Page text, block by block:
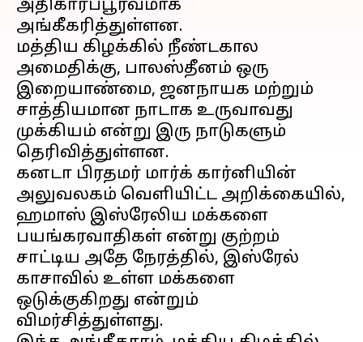
அதிகாரப்பூர்வமாக
அங்கீகரித்துள்ளன.
மத்திய கிழக்கில் நீண்டகால
அமைதிக்கு, பாலஸ்தீனம் ஒரு
இறையாண்மை, ஜனநாயக மற்றும்
சாத்தியமான நாடாக உருவாவது
முக்கியம் என்று இரு நாடுகளும்
தெரிவித்துள்ளன.
கனடா பிரதமர் மார்க் கார்னியின்
அலுவலகம் வெளியிட்ட அறிக்கையில்,
ஹமாஸ் இஸ்ரேலிய மக்களை
பயங்கரவாதிகள் என்று குற்றம்
சாட்டிய அதே நேரத்தில், இஸ்ரேல்
காசாவில் உள்ள மக்களை
ஒடுக்குகிறது என்றும்
விமர்சித்துள்ளது.